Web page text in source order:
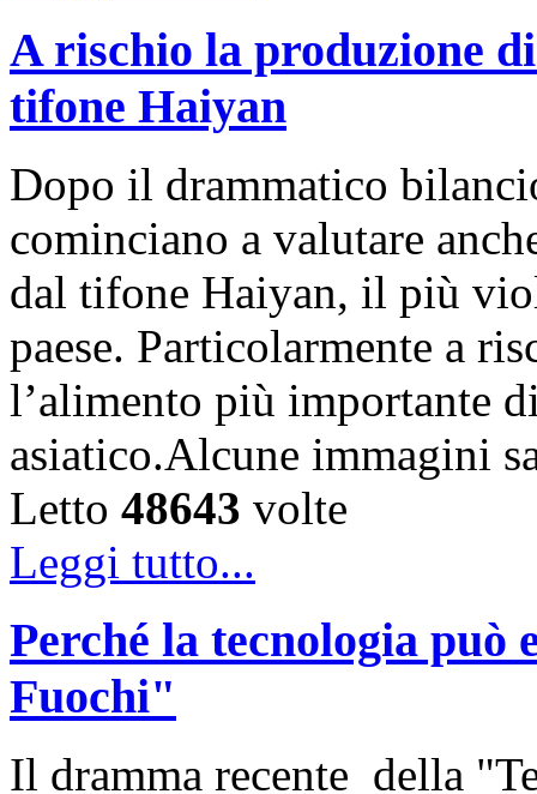
A rischio la produzione
tifone Haiyan
Dopo il drammatico
cominciano a valutare
dal tifone Haiyan, il più
paese. Particolarmente a
l’alimento più importante
asiatico.Alcune immagini
Letto 48643 volte
Leggi tutto...
Perché la tecnologia
Fuochi"
Il dramma recente della